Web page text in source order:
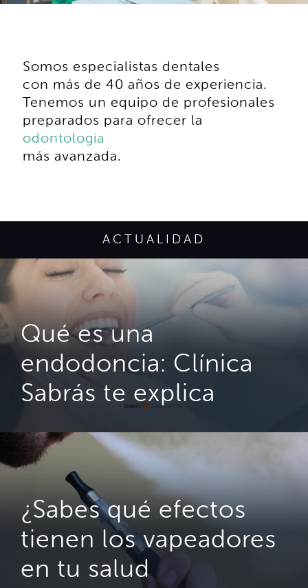
Somos especialistas dentales
con más de 40 años de experiencia.
Tenemos un equipo de profesionales
preparados para ofrecer la
odontología
más avanzada.
ACTUALIDAD
Qué es una
endodoncia: Clínica
Sabrás te explica
¿Sabes qué efectos
tienen los vapeadores
en tu salud